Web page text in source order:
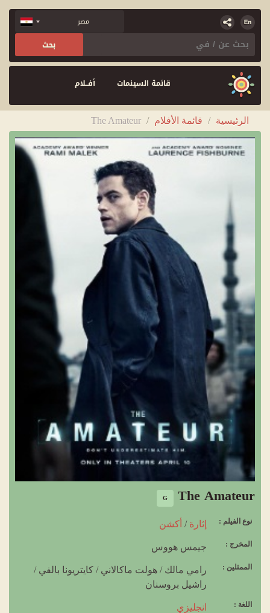
قائمة السينمات أفــلام
الرئيسية / قائمة الأفلام /
The Amateur
The Amateur
G
نوع الفيلم : إثارة / أكشن
المخرج : جيمس هووس
الممثلين : رامي مالك / هولت ماكالاني / كايتريونا بالفي /
راشيل بروسنان
اللغة : انجليزي